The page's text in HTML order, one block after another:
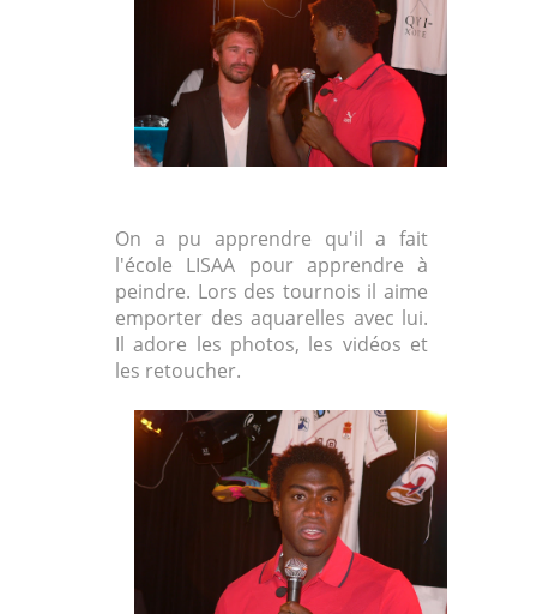
On a pu apprendre qu'il a fait
l'école LISAA pour apprendre à
peindre. Lors des tournois il aime
emporter des aquarelles avec lui.
Il adore les photos, les vidéos et
les retoucher.